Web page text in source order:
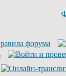
форума